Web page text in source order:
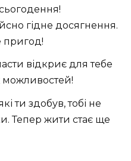
гідне досягнення.
пригод!
відкриє для тебе
можливостей!
ти здобув, тобі не
Тепер жити стає ще